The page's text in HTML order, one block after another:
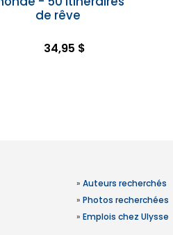
de rêve
34,95 $
» Auteurs recherchés
» Photos recherchées
» Emplois chez Ulysse